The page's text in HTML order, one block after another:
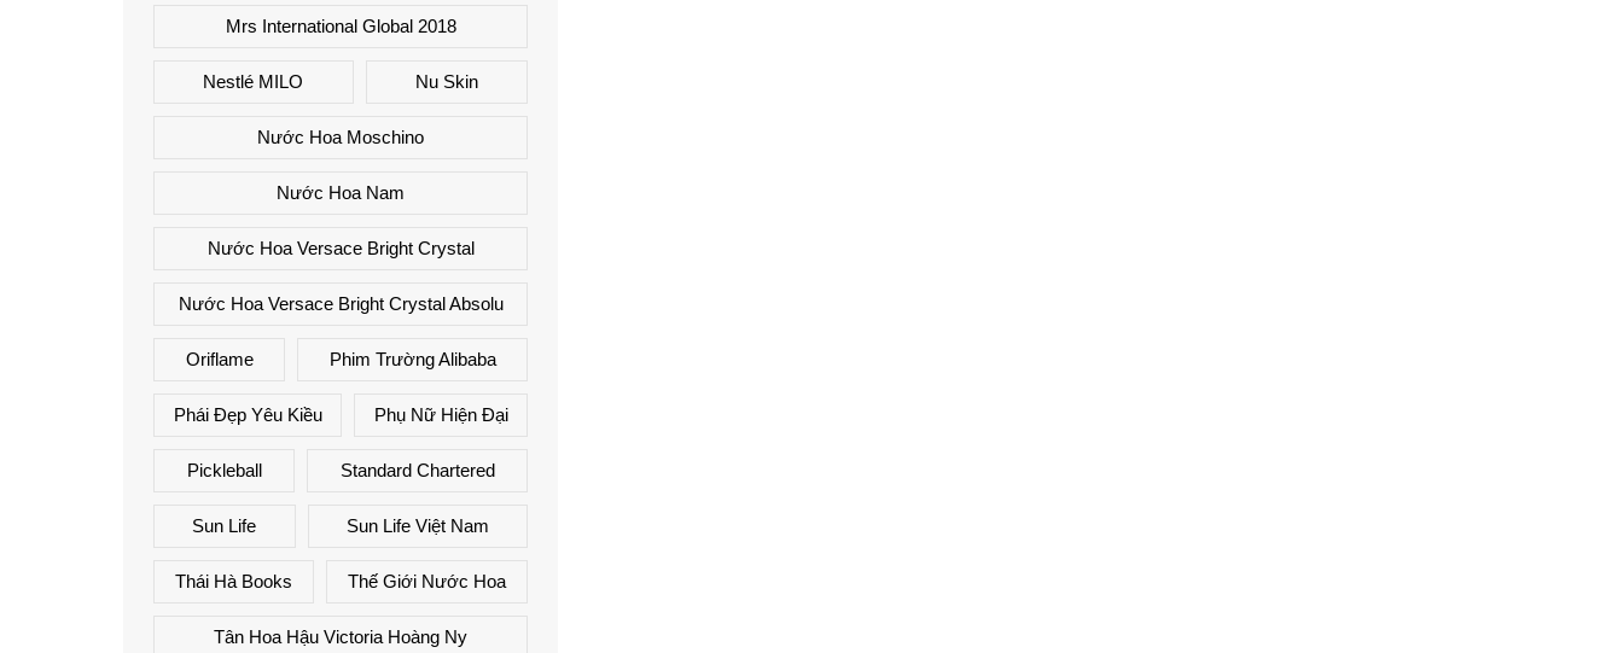
Mrs International Global 2018
Nestlé MILO Nu Skin
Nước Hoa Moschino
Nước Hoa Nam
Nước Hoa Versace Bright Crystal
Nước Hoa Versace Bright Crystal Absolu
Oriflame Phim Trường Alibaba
Phái Đẹp Yêu Kiều Phụ Nữ Hiện Đại
Pickleball Standard Chartered
Sun Life Sun Life Việt Nam
Thái Hà Books Thế Giới Nước Hoa
Tân Hoa Hậu Victoria Hoàng Ny